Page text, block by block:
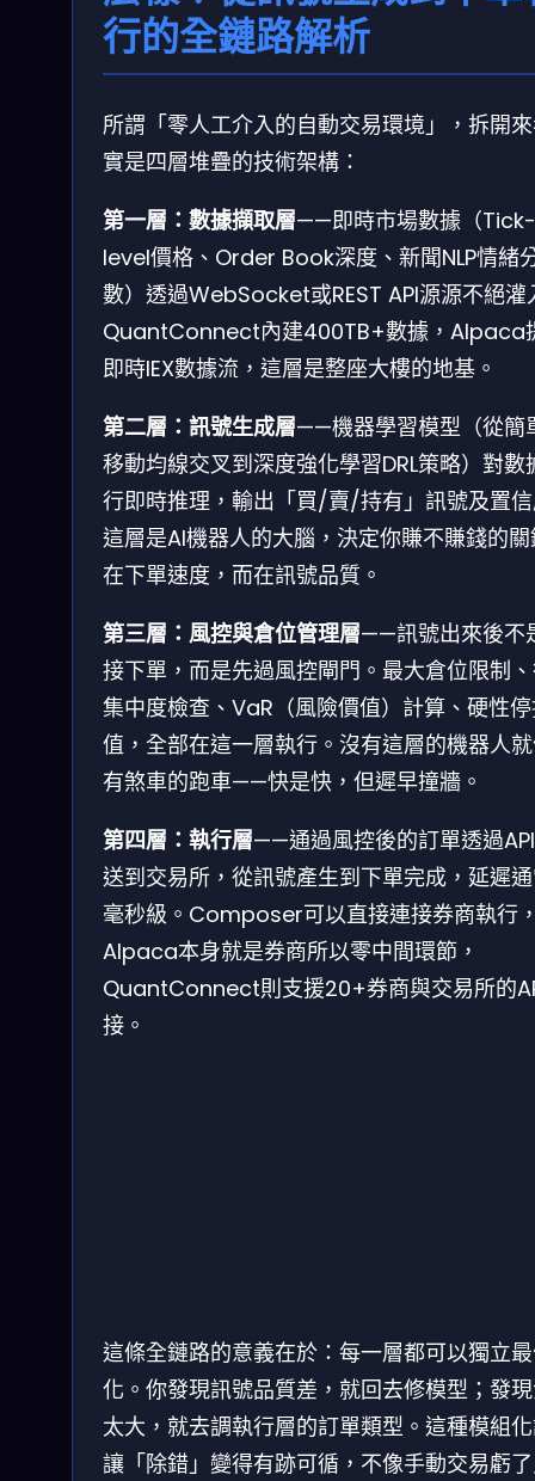
行的全鏈路解析
所謂「零人工介入的自動交易環境」，拆開
實是四層堆疊的技術架構：
第一層：數據擷取層——即時市場數據（Tick-
level價格、Order Book深度、新聞NLP情緒
數）透過WebSocket或REST API源源不絕灌
QuantConnect內建400TB+數據，Alpaca
即時IEX數據流，這層是整座大樓的地基。
第二層：訊號生成層——機器學習模型（從簡
移動均線交叉到深度強化學習DRL策略）對數
行即時推理，輸出「買/賣/持有」訊號及置
這層是AI機器人的大腦，決定你賺不賺錢的
在下單速度，而在訊號品質。
第三層：風控與倉位管理層——訊號出來後不
接下單，而是先過風控閘門。最大倉位限制
集中度檢查、VaR（風險價值）計算、硬性
值，全部在這一層執行。沒有這層的機器人
有煞車的跑車——快是快，但遲早撞牆。
第四層：執行層——通過風控後的訂單透過
送到交易所，從訊號產生到下單完成，延遲
毫秒級。Composer可以直接連接券商執行
Alpaca本身就是券商所以零中間環節，
QuantConnect則支援20+券商與交易所的
接。
這條全鏈路的意義在於：每一層都可以獨立
化。你發現訊號品質差，就回去修模型；發
太大，就去調執行層的訂單類型。這種模組
讓「除錯」變得有跡可循，不像手動交易虧